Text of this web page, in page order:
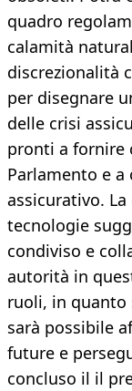
quadro
calamità
discrezionalità
per disegnare
delle crisi
pronti a fornire
Parlamento e
assicurativo.
tecnologie
condiviso e
autorità in
ruoli, in quanto
sarà possibile
future e
concluso il il